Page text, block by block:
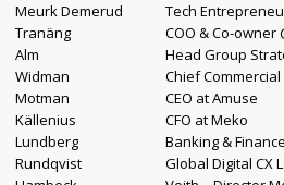
Meurk Demerud
Tech
Tranäng
COO & Co-owner
Alm
Head Group
Widman
Chief
Motman
CEO at Amuse
Källenius
CFO at Meko
Lundberg
Banking &
Rundqvist
Global Digital CX